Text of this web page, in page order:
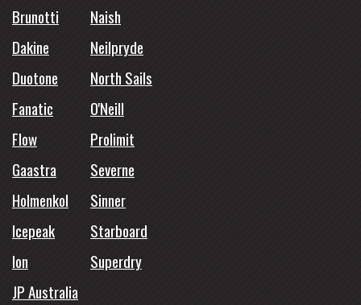
Brunotti
Naish
Dakine
Neilpryde
Duotone
North Sails
Fanatic
O'Neill
Flow
Prolimit
Gaastra
Severne
Holmenkol
Sinner
Icepeak
Starboard
Ion
Superdry
JP Australia